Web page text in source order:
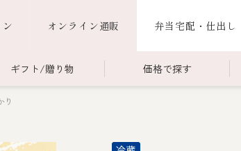
オンライン通販 弁当宅配・仕出し
ギフト/贈り物 価格で探す
り